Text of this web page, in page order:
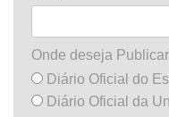
Onde deseja
Diário Oficial do
Diário Oficial da